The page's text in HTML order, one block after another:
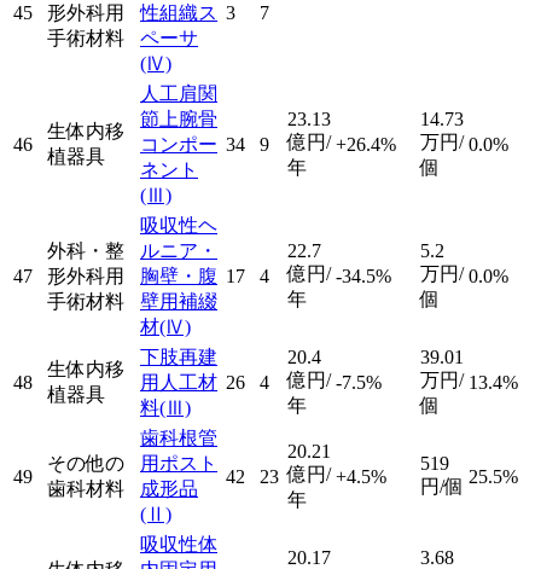
45
形外科用
手術材料
性組織ス
ペーサ
(Ⅳ)
3 7
46
生体内移
植器具
人工肩関
節上腕骨
コンポー
ネント
(Ⅲ)
34 9
23.13
億円/
年
+26.4%
14.73
万円/
個
0.0%
47
外科・整
形外科用
手術材料
吸収性ヘ
ルニア・
胸壁・腹
壁用補綴
材(Ⅳ)
17 4
22.7
億円/
年
-34.5%
5.2
万円/
個
0.0%
48
生体内移
植器具
下肢再建
用人工材
料(Ⅲ)
26 4
20.4
億円/
年
-7.5%
39.01
万円/
個
13.4%
49
その他の
歯科材料
歯科根管
用ポスト
成形品
(Ⅱ)
42 23
20.21
億円/
年
+4.5%
519
円/個 25.5%
吸収性体
20.17
3.68